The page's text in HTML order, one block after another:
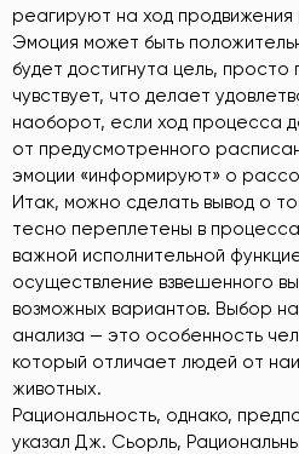
реагируют на ход продвижения
Эмоция может быть
будет достигнута цель, просто
чувствует, что делает
наоборот, если ход процесса
от предусмотренного
эмоции «информируют» о
Итак, можно сделать вывод о
тесно переплетены в
важной исполнительной
осуществление взвешенного
возможных вариантов. Выбор
анализа — это особенность
который отличает людей от
животных.
Рациональность, однако,
указал Дж. Сьорль,